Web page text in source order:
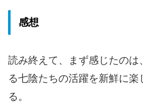
感想
読み終えて、まず感じたのは
る七陰たちの活躍を新鮮に楽
る。